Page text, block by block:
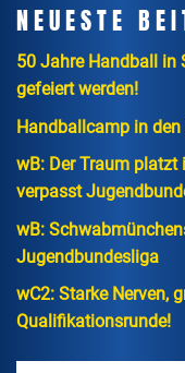
NEUESTE
50 Jahre Handball in
gefeiert werden!
Handballcamp in
wB: Der Traum
verpasst
wB:
Jugendbundesliga
wC2: Starke Nerven,
Qualifikationsrunde!